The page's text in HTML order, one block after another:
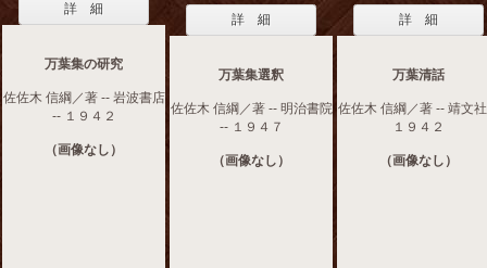
詳 細
万葉集の研究
佐佐木 信綱／著 -- 岩波書店
-- １９４２
（画像なし）
詳 細
万葉集選釈
佐佐木 信綱／著 -- 明治書院
-- １９４７
（画像なし）
詳 細
万葉清話
佐佐木 信綱／著 -- 靖文
１９４２
（画像なし）